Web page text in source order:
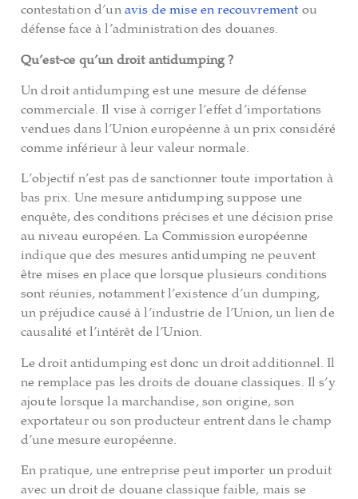
contestation d’un avis de mise en recouvrement ou
défense face à l’administration des douanes.
Qu’est-ce qu’un droit antidumping ?
Un droit antidumping est une mesure de défense
commerciale. Il vise à corriger l’effet d’importations
vendues dans l’Union européenne à un prix considéré
comme inférieur à leur valeur normale.
L’objectif n’est pas de sanctionner toute importation à
bas prix. Une mesure antidumping suppose une
enquête, des conditions précises et une décision prise
au niveau européen. La Commission européenne
indique que des mesures antidumping ne peuvent
être mises en place que lorsque plusieurs conditions
sont réunies, notamment l’existence d’un dumping,
un préjudice causé à l’industrie de l’Union, un lien de
causalité et l’intérêt de l’Union.
Le droit antidumping est donc un droit additionnel. Il
ne remplace pas les droits de douane classiques. Il s’y
ajoute lorsque la marchandise, son origine, son
exportateur ou son producteur entrent dans le champ
d’une mesure européenne.
En pratique, une entreprise peut importer un produit
avec un droit de douane classique faible, mais se